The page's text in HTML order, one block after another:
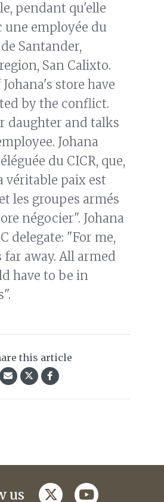
pendant qu'elle
une employée du
Santander,
San Calixto.
store have
by the conflict.
daughter and talks
Johana
du CICR, que,
véritable paix est
les groupes armés
négocier". Johana
delegate: "For me,
far away. All armed
have to be in
this article
us twitteryoutube